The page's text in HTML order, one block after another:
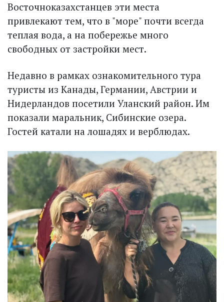
Восточноказахстанцев эти места
привлекают тем, что в "море" почти всегда
теплая вода, а на побережье много
свободных от застройки мест.
Недавно в рамках ознакомительного тура
туристы из Канады, Германии, Австрии и
Нидерландов посетили Уланский район. Им
показали маральник, Сибинские озера.
Гостей катали на лошадях и верблюдах.